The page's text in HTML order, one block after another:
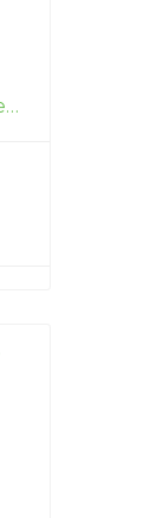
Комод «Аризона», отделка: старение (сосна)